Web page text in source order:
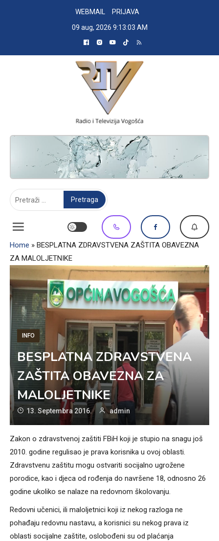
WEBMAIL
PRIJAVA
09 aug, 2026 9:13:04 AM
RADIO TELEVIZIJA VOGOŠĆA
Home » BESPLATNA ZDRAVSTVENA ZAŠTITA OBAVEZNA
ZA MALOLJETNIKE
INFO
BESPLATNA ZDRAVSTVENA
ZAŠTITA OBAVEZNA ZA
MALOLJETNIKE
13. Septembra 2016. admin
Zakon o zdravstvenoj zaštiti FBiH koji je stupio na snagu još
2010. godine regulisao je prava korisnika u ovoj oblasti.
Zdravstvenu zaštitu mogu ostvariti socijalno ugrožene
porodice, kao i djeca od rođenja do navršene 18, odnosno 26
godine ukoliko se nalaze na redovnom školovanju.
Redovni učenici, ili maloljetnici koji iz nekog razloga ne
pohađaju redovnu nastavu, a korisnici su nekog prava iz
oblasti socijalne zaštite, oslobođeni su od plaćanja